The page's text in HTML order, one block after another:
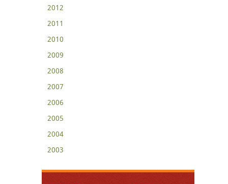
2012
2011
2010
2009
2008
2007
2006
2005
2004
2003